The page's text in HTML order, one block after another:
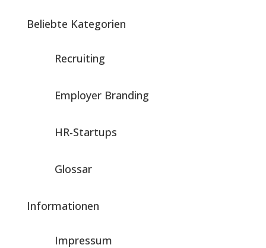
Beliebte Kategorien
Recruiting
Employer Branding
HR-Startups
Glossar
Informationen
Impressum